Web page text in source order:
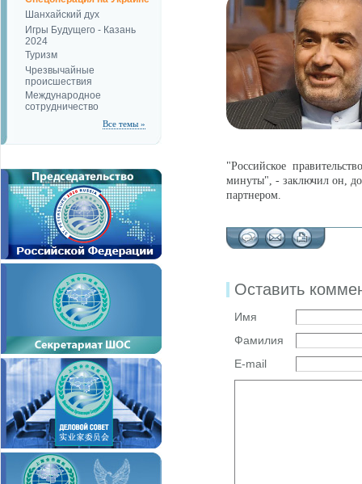
Шанхайский дух
Игры Будущего - Казань
2024
Туризм
Чрезвычайные
происшествия
Международное
сотрудничество
Все темы »
"Российское
минуты", - заключил он,
партнером.
Оставить
Имя
Фамилия
E-mail